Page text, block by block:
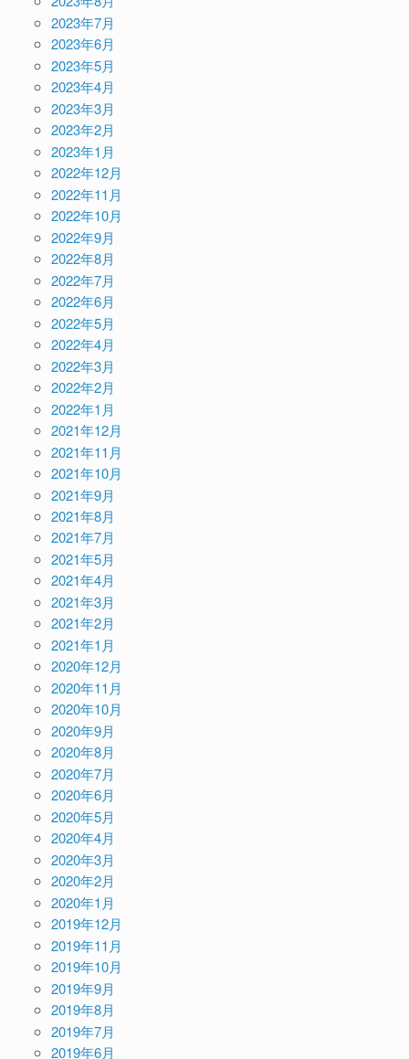
2023年7月
2023年6月
2023年5月
2023年4月
2023年3月
2023年2月
2023年1月
2022年12月
2022年11月
2022年10月
2022年9月
2022年8月
2022年7月
2022年6月
2022年5月
2022年4月
2022年3月
2022年2月
2022年1月
2021年12月
2021年11月
2021年10月
2021年9月
2021年8月
2021年7月
2021年5月
2021年4月
2021年3月
2021年2月
2021年1月
2020年12月
2020年11月
2020年10月
2020年9月
2020年8月
2020年7月
2020年6月
2020年5月
2020年4月
2020年3月
2020年2月
2020年1月
2019年12月
2019年11月
2019年10月
2019年9月
2019年8月
2019年7月
2019年6月